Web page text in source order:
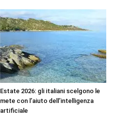
Estate 2026: gli italiani scelgono le
mete con l’aiuto dell’intelligenza
artificiale